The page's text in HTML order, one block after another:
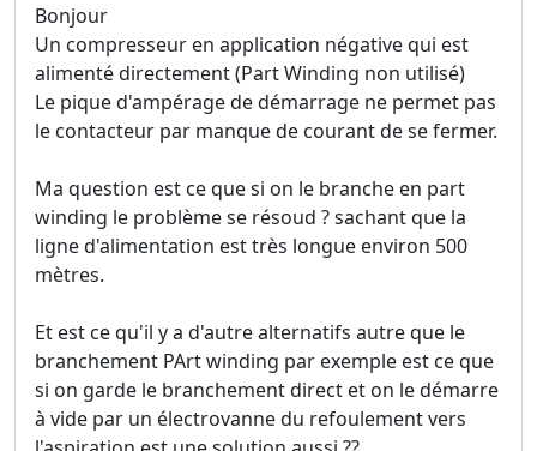
Bonjour
Un compresseur en application négative qui est
alimenté directement (Part Winding non utilisé)
Le pique d'ampérage de démarrage ne permet pas
le contacteur par manque de courant de se fermer.
Ma question est ce que si on le branche en part
winding le problème se résoud ? sachant que la
ligne d'alimentation est très longue environ 500
mètres.
Et est ce qu'il y a d'autre alternatifs autre que le
branchement PArt winding par exemple est ce que
si on garde le branchement direct et on le démarre
à vide par un électrovanne du refoulement vers